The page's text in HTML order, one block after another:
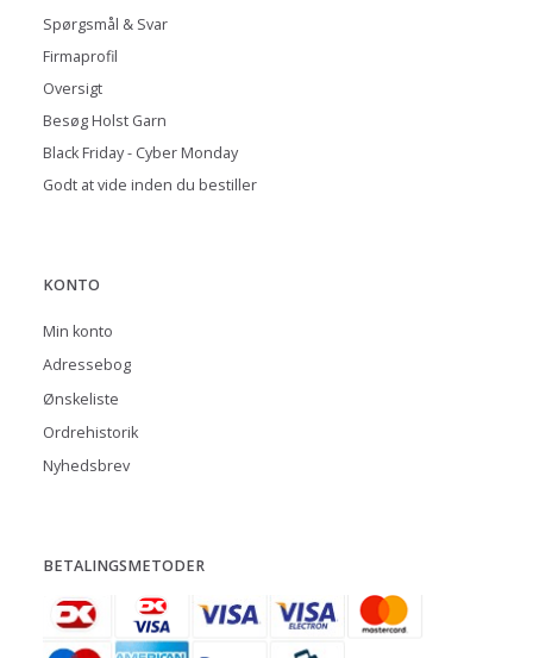
Spørgsmål & Svar
Firmaprofil
Oversigt
Besøg Holst Garn
Black Friday - Cyber Monday
Godt at vide inden du bestiller
KONTO
Min konto
Adressebog
Ønskeliste
Ordrehistorik
Nyhedsbrev
BETALINGSMETODER